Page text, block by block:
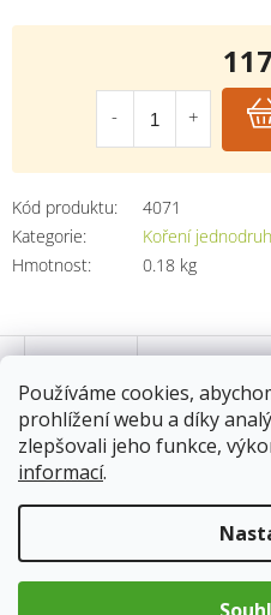
Používáme cookies,
prohlížení webu a díky
zlepšovali jeho funkce,
informací.
Kód produktu:
4071
Kategorie:
Koření
Hmotnost: 0.18 kg
Měrná
cena:
Složení pepře černého
Použití pepře černého
Pepř černý celý je
všech typech kuchyní po celém